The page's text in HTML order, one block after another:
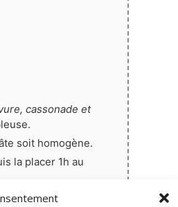
cassonade et
soit homogène.
la placer 1h au